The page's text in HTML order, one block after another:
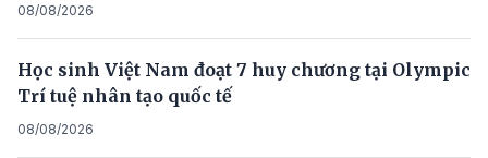
08/08/2026
Học sinh Việt Nam đoạt 7 huy chương tại Olympic
Trí tuệ nhân tạo quốc tế
08/08/2026